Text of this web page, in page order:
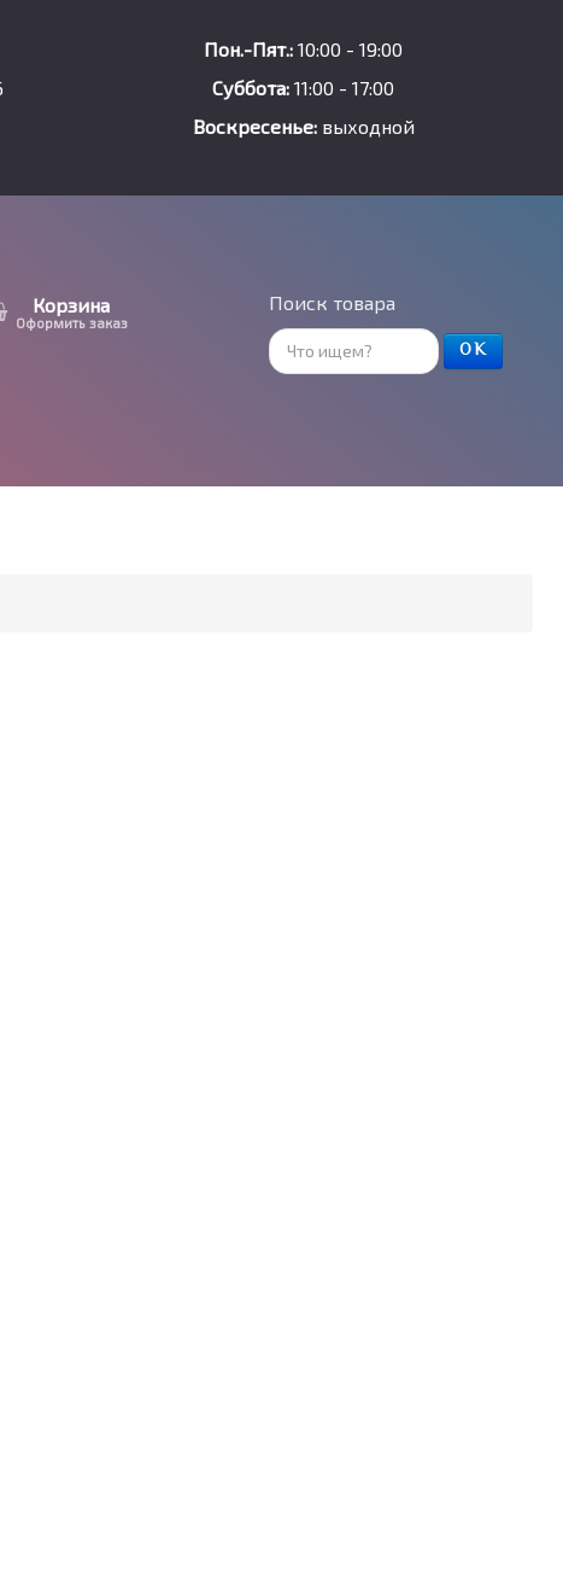
Пон.-Пят.:10:00 - 19:00
Суббота: 11:00 - 17:00
Воскресенье:выходной
Корзина
Оформить заказ
Поиск товара
ОК